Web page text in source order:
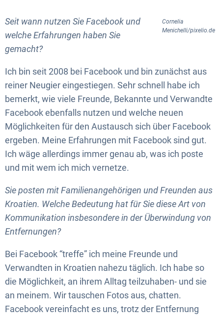
Cornelia
Menichelli/pixelio.de
Seit wann nutzen Sie Facebook und
welche Erfahrungen haben Sie
gemacht?
Ich bin seit 2008 bei Facebook und bin zunächst aus
reiner Neugier eingestiegen. Sehr schnell habe ich
bemerkt, wie viele Freunde, Bekannte und Verwandte
Facebook ebenfalls nutzen und welche neuen
Möglichkeiten für den Austausch sich über Facebook
ergeben. Meine Erfahrungen mit Facebook sind gut.
Ich wäge allerdings immer genau ab, was ich poste
und mit wem ich mich vernetze.
Sie posten mit Familienangehörigen und Freunden aus
Kroatien. Welche Bedeutung hat für Sie diese Art von
Kommunikation insbesondere in der Überwindung von
Entfernungen?
Bei Facebook “treffe” ich meine Freunde und
Verwandten in Kroatien nahezu täglich. Ich habe so
die Möglichkeit, an ihrem Alltag teilzuhaben- und sie
an meinem. Wir tauschen Fotos aus, chatten.
Facebook vereinfacht es uns, trotz der Entfernung